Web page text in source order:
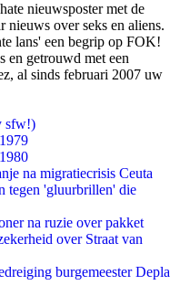
nieuwsposter met de
nieuws over seks en aliens.
lans' een begrip op FOK!
en getrouwd met een
al sinds februari 2007 uw
sfw!)
na migratiecrisis Ceuta
tegen 'gluurbrillen' die
na ruzie over pakket
over Straat van
burgemeester Depla